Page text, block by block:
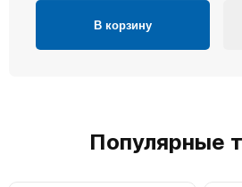
В корзину
Популярные